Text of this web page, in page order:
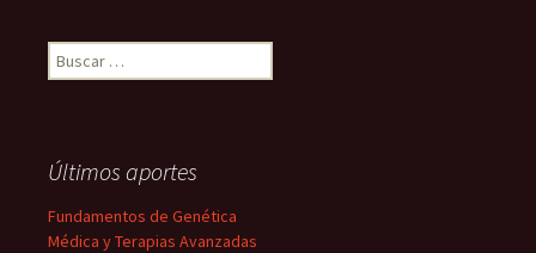
Buscar:
Últimos aportes
Fundamentos de Genética
Médica y Terapias Avanzadas